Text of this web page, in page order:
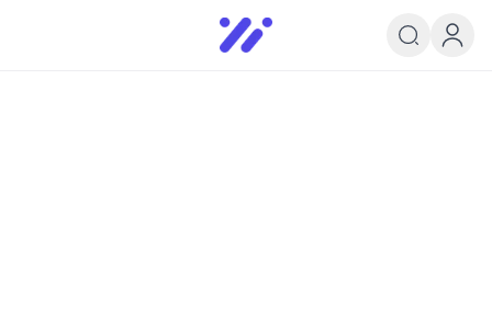
Infoedu
Ta&#039;lim xabarlari va